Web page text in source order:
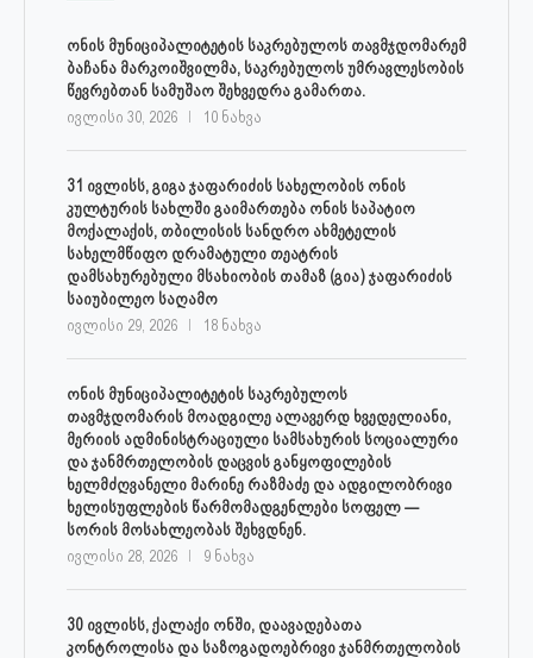
ონის მუნიციპალიტეტის საკრებულოს თავმჯდომარემ
ბაჩანა მარკოიშვილმა, საკრებულოს უმრავლესობის
წევრებთან სამუშაო შეხვედრა გამართა.
ივლისი 30, 2026 10 ნახვა
31 ივლისს, გიგა ჯაფარიძის სახელობის ონის
კულტურის სახლში გაიმართება ონის საპატიო
მოქალაქის, თბილისის სანდრო ახმეტელის
სახელმწიფო დრამატული თეატრის
დამსახურებული მსახიობის თამაზ (გია) ჯაფარიძის
საიუბილეო საღამო
ივლისი 29, 2026 18 ნახვა
ონის მუნიციპალიტეტის საკრებულოს
თავმჯდომარის მოადგილე ალავერდ ხვედელიანი,
მერიის ადმინისტრაციული სამსახურის სოციალური
და ჯანმრთელობის დაცვის განყოფილების
ხელმძღვანელი მარინე რაზმაძე და ადგილობრივი
ხელისუფლების წარმომადგენლები სოფელ —
სორის მოსახლეობას შეხვდნენ.
ივლისი 28, 2026 9 ნახვა
30 ივლისს, ქალაქი ონში, დაავადებათა
კონტროლისა და საზოგადოებრივი ჯანმრთელობის